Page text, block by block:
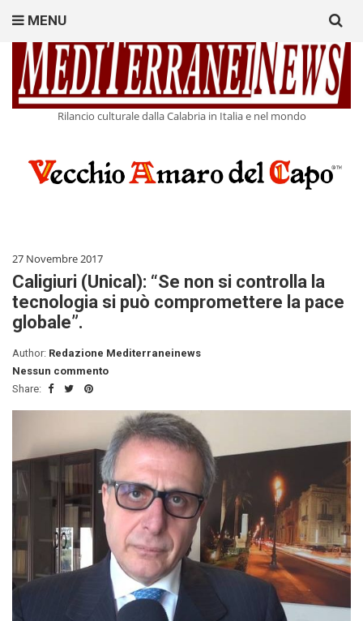
Rilancio culturale dalla Calabria in Italia e nel mondo
MENU
for:
27 Novembre 2017
Caligiuri (Unical): “Se non si controlla la
tecnologia si può compromettere la pace
globale”.
Author: Redazione Mediterraneinews
Nessun commento
Share: